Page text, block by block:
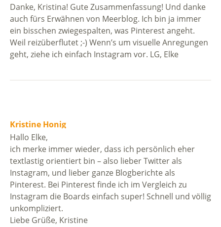
Danke, Kristina! Gute Zusammenfassung! Und danke
auch fürs Erwähnen von Meerblog. Ich bin ja immer
ein bisschen zwiegespalten, was Pinterest angeht.
Weil reizüberflutet ;-) Wenn’s um visuelle Anregungen
geht, ziehe ich einfach Instagram vor. LG, Elke
Kristine Honig
Hallo Elke,
ich merke immer wieder, dass ich persönlich eher
textlastig orientiert bin – also lieber Twitter als
Instagram, und lieber ganze Blogberichte als
Pinterest. Bei Pinterest finde ich im Vergleich zu
Instagram die Boards einfach super! Schnell und völlig
unkompliziert.
Liebe Grüße, Kristine